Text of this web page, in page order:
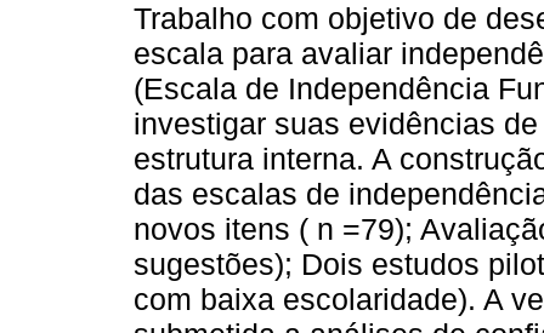
Trabalho com objetivo de
escala para avaliar
(Escala de Independência
investigar suas evidências
estrutura interna. A
das escalas de
novos itens ( n =79);
sugestões); Dois estudos
com baixa escolaridade). A